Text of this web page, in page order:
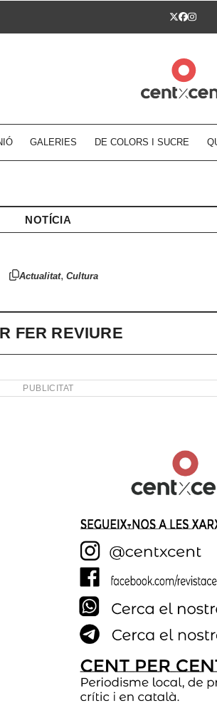
Twitter
GALERIES DE COLORS I SUCRE
NOTÍCIA
Actualitat, Cultura
FER REVIURE
PUBLICITAT